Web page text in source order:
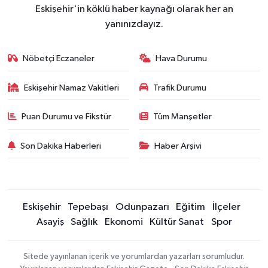
Eskişehir'in köklü haber kaynağı olarak her an
yanınızdayız.
Nöbetçi Eczaneler Hava Durumu
Eskişehir Namaz Vakitleri Trafik Durumu
Puan Durumu ve Fikstür Tüm Manşetler
Son Dakika Haberleri Haber Arşivi
Eskişehir Tepebaşı Odunpazarı Eğitim
İlçeler
Asayiş
Sağlık Ekonomi Kültür Sanat Spor
Sitede yayınlanan içerik ve yorumlardan yazarları sorumludur.